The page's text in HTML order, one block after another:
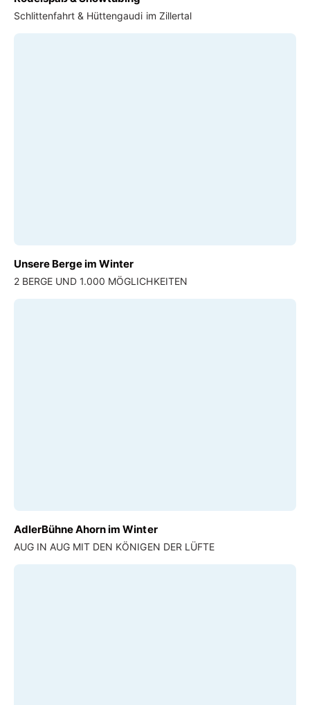
Schlittenfahrt & Hüttengaudi im Zillertal
Unsere Berge im Winter
2 BERGE UND 1.000 MÖGLICHKEITEN
AdlerBühne Ahorn im Winter
AUG IN AUG MIT DEN KÖNIGEN DER LÜFTE